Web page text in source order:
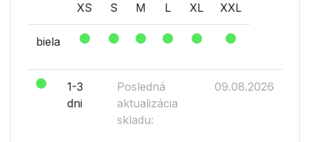
XS S M L XL XXL
biela
1-3
dni
Posledná
aktualizácia
skladu:
09.08.2026